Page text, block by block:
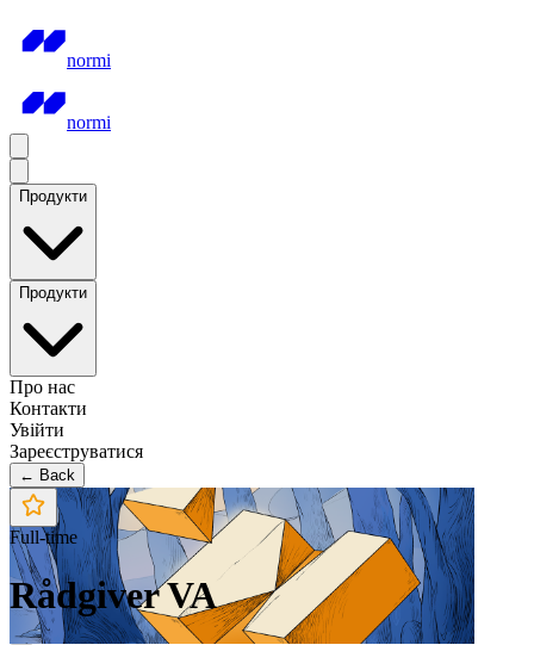
normi
normi
Продукти
Продукти
Про нас
Контакти
Увійти
Зареєструватися
← Back
Full-time
Rådgiver VA